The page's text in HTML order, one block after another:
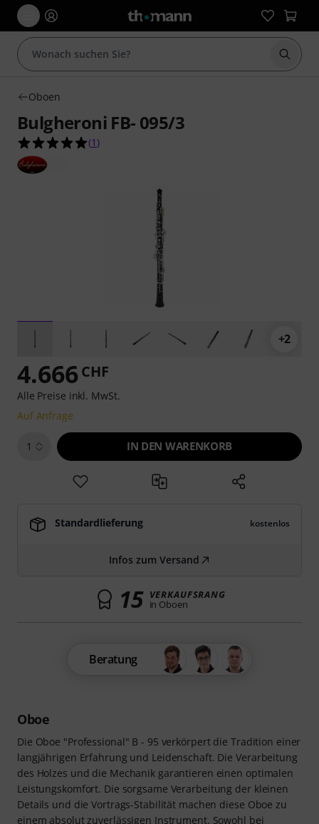
Suche
Oboen
Bulgheroni FB- 095/3
5.0 von 5 Sternen aus 1 Kundenbewertungen
(1 )
+2
Oboe
Die Oboe "Professional" B - 95 verkörpert die Tradition einer
langjährigen Erfahrung und Leidenschaft. Die Verarbeitung
des Holzes und die Mechanik garantieren einen optimalen
Leistungskomfort. Die sorgsame Verarbeitung der kleinen
Details und die Vortrags-Stabilität machen diese Oboe zu
einem absolut zuverlässigen Instrument. Sowohl bei
4.666 CHF
Alle Preise inkl. MwSt.
Auf Anfrage
1 IN DEN WARENKORB
Standardlieferung kostenlos
Infos zum Versand
15 VERKAUFSRANG
in Oboen
Beratung